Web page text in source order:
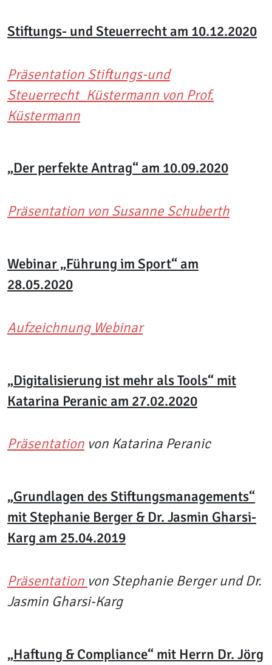
Stiftungs- und Steuerrecht am 10.12.2020
Präsentation Stiftungs-und
Steuerrecht_Küstermann von Prof.
Küstermann
„Der perfekte Antrag“ am 10.09.2020
Präsentation von Susanne Schuberth
Webinar „Führung im Sport“ am
28.05.2020
Aufzeichnung Webinar
„Digitalisierung ist mehr als Tools“ mit
Katarina Peranic am 27.02.2020
Präsentation von Katarina Peranic
„Grundlagen des Stiftungsmanagements“
mit Stephanie Berger & Dr. Jasmin Gharsi-
Karg am 25.04.2019
Präsentation von Stephanie Berger und Dr.
Jasmin Gharsi-Karg
„Haftung & Compliance“ mit Herrn Dr. Jörg